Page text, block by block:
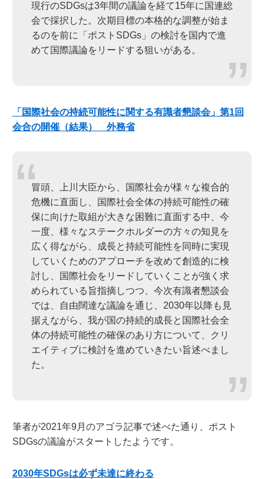
現行のSDGsは3年間の議論を経て15年に国連総
会で採択した。次期目標の本格的な調整が始ま
るのを前に「ポストSDGs」の検討を国内で進
めて国際議論をリードする狙いがある。
「国際社会の持続可能性に関する有識者懇談会」第1回
会合の開催（結果） 外務省
冒頭、上川大臣から、国際社会が様々な複合的
危機に直面し、国際社会全体の持続可能性の確
保に向けた取組が大きな困難に直面する中、今
一度、様々なステークホルダーの方々の知見を
広く得ながら、成長と持続可能性を同時に実現
していくためのアプローチを改めて創造的に検
討し、国際社会をリードしていくことが強く求
められている旨指摘しつつ、今次有識者懇談会
では、自由闊達な議論を通じ、2030年以降も見
据えながら、我が国の持続的成長と国際社会全
体の持続可能性の確保のあり方について、クリ
エイティブに検討を進めていきたい旨述べまし
た。
筆者が2021年9月のアゴラ記事で述べた通り、ポスト
SDGsの議論がスタートしたようです。
2030年SDGsは必ず未達に終わる